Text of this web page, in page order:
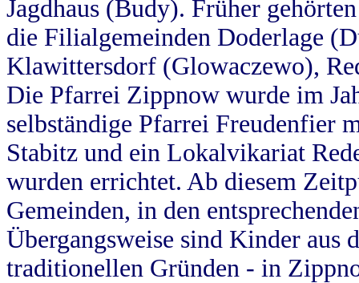
Jagdhaus (Budy). Früher
die Filialgemeinden Doderlage
Klawittersdorf (Glowaczewo),
Die Pfarrei Zippnow wurde im
selbständige Pfarrei Freudenfier
Stabitz und ein Lokalvikariat
wurden errichtet. Ab diesem
Gemeinden, in den
Übergangsweise sind Kinder aus
traditionellen Gründen - in